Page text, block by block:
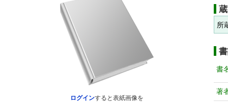
ログインすると表紙画像を
所
書
著